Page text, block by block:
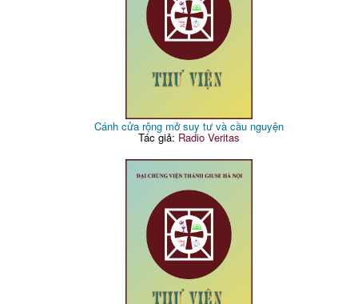
Cánh cửa rộng mở suy tư và cầu nguyện
Tác giả: Radio Veritas